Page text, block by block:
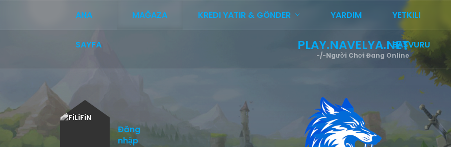
ANA
SAYFA
MAĞAZA KREDI YATIR & GÖNDER YARDIM YETKILI
BAŞVURU
PLAY.NAVELYA.NET
-/-Người Chơi Đang Online
Đăng
nhập